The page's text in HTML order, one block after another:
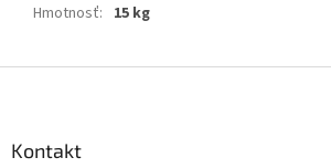
Hmotnosť: 15 kg
Kontakt